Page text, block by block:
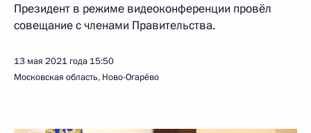
Президент в режиме видеоконференции провёл
совещание с членами Правительства.
13 мая 2021 года 15:50
Московская область, Ново-Огарёво